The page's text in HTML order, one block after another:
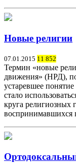
Новые религии
07.01.2015 11 852
Термин «новые
движения» (НРД),
устаревшее
стало
круга религиозных
воспринимавшихся